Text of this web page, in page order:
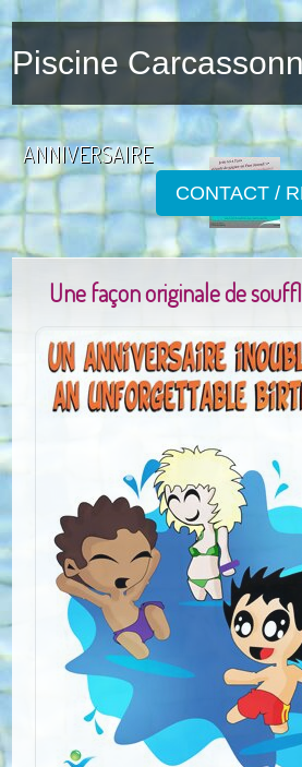
Piscine
ANNIVERSAIRE
CONTACT /
Une façon originale de